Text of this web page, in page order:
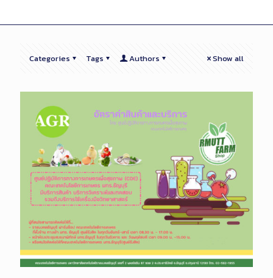
Categories Tags Authors Show all